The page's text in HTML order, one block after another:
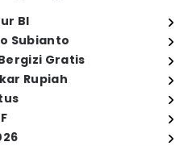
BI
Subianto
Gratis
Rupiah